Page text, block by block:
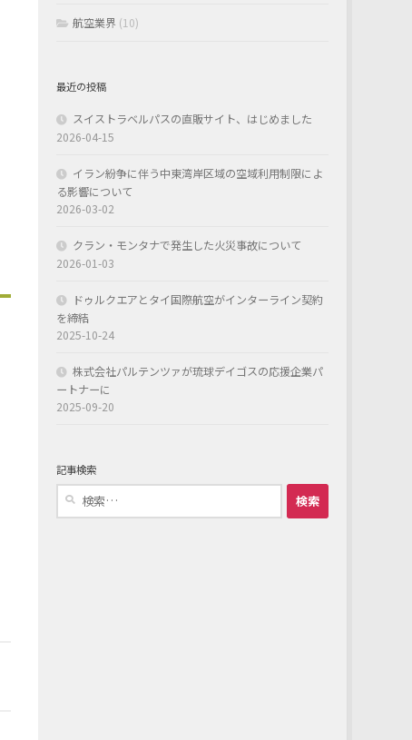
航空業界 (10)
最近の投稿
スイストラベルパスの直販サイト、はじめました
2026-04-15
イラン紛争に伴う中東湾岸区域の空域利用制限によ
る影響について
2026-03-02
クラン・モンタナで発生した火災事故について
2026-01-03
ドゥルクエアとタイ国際航空がインターライン契約
を締結
2025-10-24
株式会社パルテンツァが琉球デイゴスの応援企業パ
ートナーに
2025-09-20
記事検索